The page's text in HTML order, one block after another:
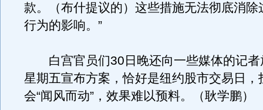
款。（布什提议的）这些措施无法彻底消除
行为的影响。”
白宫官员们30日晚还向一些媒体的记者
星期五宣布方案，恰好是纽约股市交易日，
会“闻风而动”，效果难以预料。（耿学鹏）